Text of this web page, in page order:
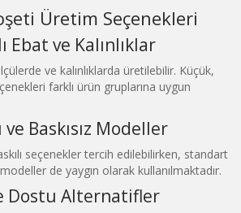
Üretim Seçenekleri
Ebat ve Kalınlıklar
ve kalınlıklarda üretilebilir. Küçük,
farklı ürün gruplarına uygun
ve Baskısız Modeller
seçenekler tercih edilebilirken, standart
de yaygın olarak kullanılmaktadır.
Dostu Alternatifler